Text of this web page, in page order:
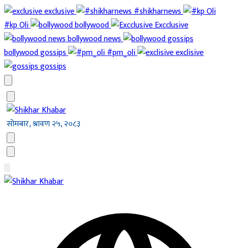
exclusive
#shikharnews
#kp Oli
bollywood
Excclusive
bollywood news
bollywood gossips
#pm_oli
exclisive
gossips
सोमबार, श्रावण २५, २०८३